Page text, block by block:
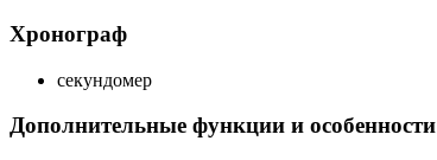
Хронограф
секундомер
Дополнительные функции и особенности